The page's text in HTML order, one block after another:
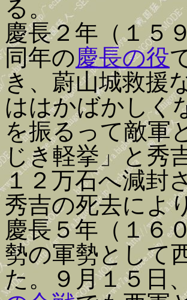
る。
慶長２年（１５
同年の慶長の役
き、蔚山城救援
ははかばかしく
を振るって敵軍
じき軽挙」と秀
１２万石へ減封
秀吉の死去によ
慶長５年（１６
勢の軍勢として
た。９月１５日